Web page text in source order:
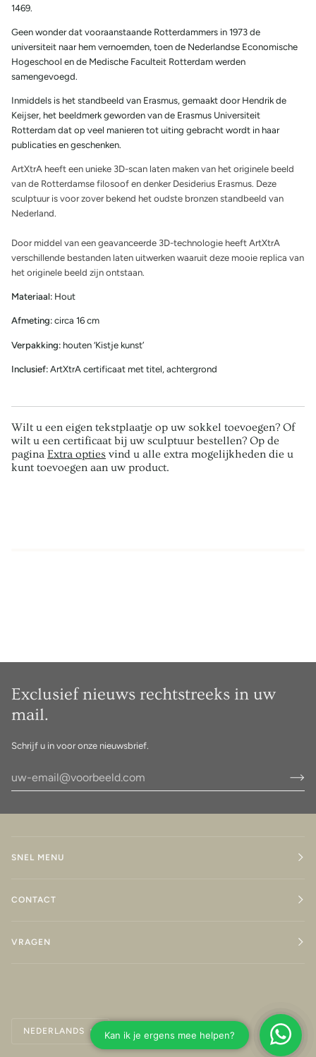
1469.
Geen wonder dat vooraanstaande Rotterdammers in 1973 de
universiteit naar hem vernoemden, toen de Nederlandse Economische
Hogeschool en de Medische Faculteit Rotterdam werden
samengevoegd.
Inmiddels is het standbeeld van Erasmus, gemaakt door Hendrik de
Keijser, het beeldmerk geworden van de Erasmus Universiteit
Rotterdam dat op veel manieren tot uiting gebracht wordt in haar
publicaties en geschenken.
ArtXtrA heeft een unieke 3D-scan laten maken van het originele beeld
van de Rotterdamse filosoof en denker Desiderius Erasmus. Deze
sculptuur is voor zover bekend het oudste bronzen standbeeld van
Nederland.
Door middel van een geavanceerde 3D-technologie heeft ArtXtrA
verschillende bestanden laten uitwerken waaruit deze mooie replica van
het originele beeld zijn ontstaan.
Materiaal: Hout
Afmeting: circa 16 cm
Verpakking: houten ‘Kistje kunst’
Inclusief: ArtXtrA certificaat met titel, achtergrond
Wilt u een eigen tekstplaatje op uw sokkel toevoegen? Of
wilt u een certificaat bij uw sculptuur bestellen? Op de
pagina Extra opties vind u alle extra mogelijkheden die u
kunt toevoegen aan uw product.
Exclusief nieuws rechtstreeks in uw
mail.
Schrijf u in voor onze nieuwsbrief.
SNEL MENU
CONTACT
VRAGEN
Taal
NEDERLANDS